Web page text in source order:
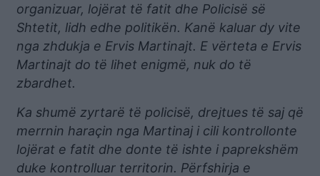
organizuar, lojërat të fatit dhe Policisë së
Shtetit, lidh edhe politikën. Kanë kaluar dy vite
nga zhdukja e Ervis Martinajt. E vërteta e Ervis
Martinajt do të lihet enigmë, nuk do të
zbardhet.
Ka shumë zyrtarë të policisë, drejtues të saj që
merrnin haraçin nga Martinaj i cili kontrollonte
lojërat e fatit dhe donte të ishte i paprekshëm
duke kontrolluar territorin. Përfshirja e